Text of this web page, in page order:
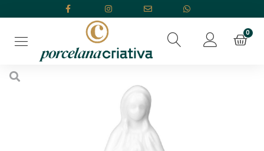
OUTLET/ Nossa Senhora De Lourdes 11cm Segunda Linha